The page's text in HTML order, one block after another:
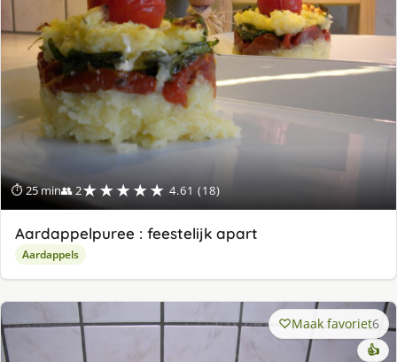
⏱ 25 min👥 2★★★★★ 4.61 (18)
Aardappelpuree : feestelijk apart
Aardappels
Maak favoriet6
👍